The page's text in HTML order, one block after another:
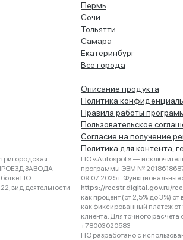
Пермь
Сочи
Тольятти
Самара
Екатеринбург
Все города
Описание продукта
Политика
Правила работы
Пользовательское
Согласие на получение
Политика для контента,
ЗАВОДА
ПО
вид деятельности
ПО «Autospot» —
программы ЭВМ №
09.07.2025 г.
https://reestr.digital.gov.ru/
как процент (от 2,5% до 3%)
как фиксированный платеж
клиента. Для точного
+78003020583
ПО разработано с